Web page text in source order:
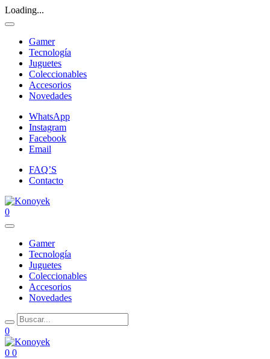
Loading...
Gamer
Tecnología
Juguetes
Coleccionables
Accesorios
Novedades
WhatsApp
Instagram
Facebook
Email
FAQ’S
Contacto
0
Gamer
Tecnología
Juguetes
Coleccionables
Accesorios
Novedades
0
0 0